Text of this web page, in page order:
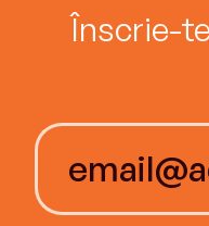
Înscrie-